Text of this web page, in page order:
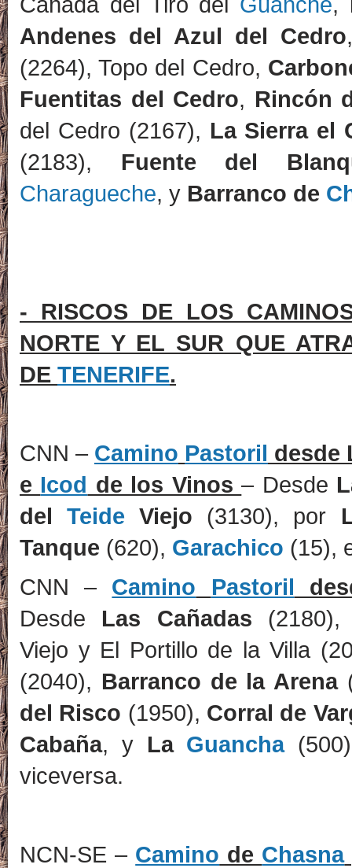
Andenes del Azul del Cedro
(2264), Topo del Cedro,
Fuentitas del Cedro, Rincón
del Cedro (2167), La Sierra el
(2183), Fuente del
Charagueche, y Barranco de
- RISCOS DE LOS
NORTE Y EL SUR QUE
DE TENERIFE.
CNN – Camino Pastoril desde
e Icod de los Vinos– Desde
delTeide Viejo (3130), por
Tanque (620), Garachico (15),
CNN – Camino Pastoril
Desde Las Cañadas
Viejo y El Portillo de la Villa
(2040), Barranco de la Arena
del Risco (1950), Corral de
Cabaña, y La Guancha
viceversa.
NCN-SE – Camino de Chasna